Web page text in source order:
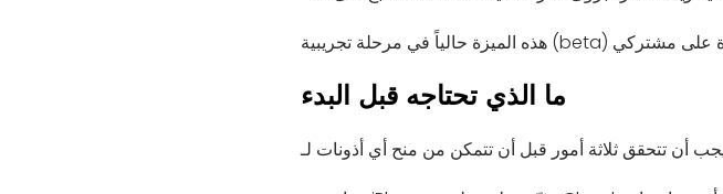
ما الذي تحتاجه قبل البدء